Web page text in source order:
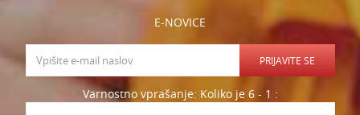
E-NOVICE
PRIJAVITE SE
Varnostno vprašanje: Koliko je 6 - 1 :